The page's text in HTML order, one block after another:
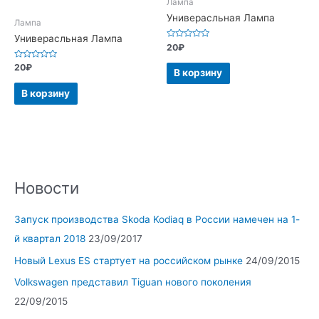
Новости
Запуск производства Skoda Kodiaq в России намечен на 1-
й квартал 2018 23/09/2017
Новый Lexus ES стартует на российском рынке 24/09/2015
Volkswagen представил Tiguan нового поколения
22/09/2015
Лампа
Универасльная Лампа
Оценка
из
20₽
В корзину
Лампа
Универасльная Лампа
Оценка
0
из
20₽
В корзину